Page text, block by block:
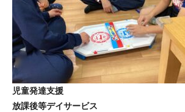
児童発達支援
放課後等デイサービス